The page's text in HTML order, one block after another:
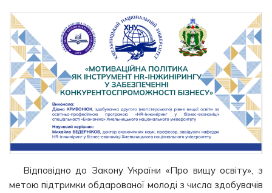
Відповідно до Закону України «Про вищу освіту», з
метою підтримки обдарованої молоді з числа здобувачів